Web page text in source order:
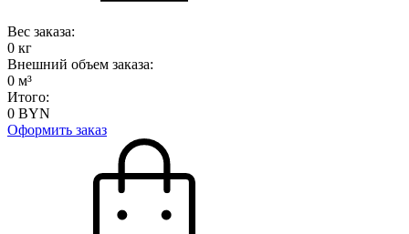
Вес заказа:
0 кг
Внешний объем заказа:
0 м³
Итого:
0 BYN
Оформить заказ